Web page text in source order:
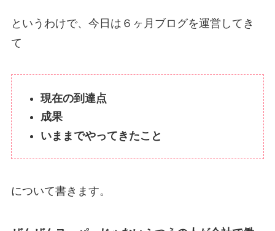
というわけで、今日は６ヶ月ブログを運営してき
て
現在の到達点
成果
いままでやってきたこと
について書きます。